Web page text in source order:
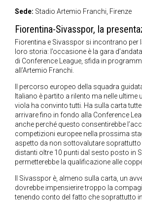
Sede: Stadio Artemio Franchi, Firenze
Fiorentina-Sivasspor, la
Fiorentina e Sivasspor si incontrano per
loro storia: l’occasione è la gara
di Conference League, sfida in
all’Artemio Franchi.
Il percorso europeo della squadra
Italiano è partito a rilento ma nelle ultime
viola ha convinto tutti. Ha sulla carta
arrivare fino in fondo alla Conference
anche perché questo consentirebbe
competizioni europee nella prossima
aspetto da non sottovalutare
distanti oltre 10 punti dal sesto posto in
permetterebbe la qualificazione alle
Il Sivasspor è, almeno sulla carta, un
dovrebbe impensierire troppo la
tenendo conto del fatto che soprattutto